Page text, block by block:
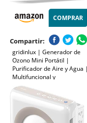
COMPRAR
Compartir:
gridinlux | Generador de
Ozono Mini Portátil |
Purificador de Aire y Agua |
Multifuncional y
Desinfectante | Filtra y
Neutraliza alérgenos y
Malos olores | Potencia y
duración Personalizable |
10W